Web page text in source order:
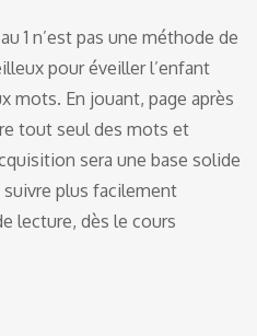
1 n’est pas une méthode de
pour éveiller l’enfant
mots. En jouant, page après
tout seul des mots et
sera une base solide
plus facilement
lecture, dès le cours